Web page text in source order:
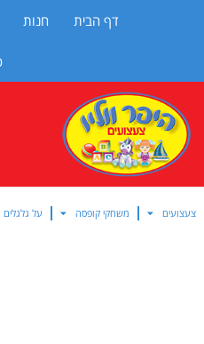
דף הבית חנות
צעצועים משחקי קופסה על גלגלים